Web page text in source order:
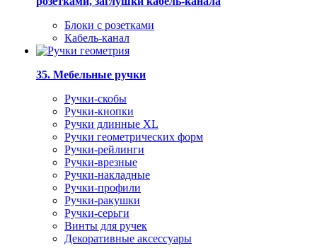
Блоки с розетками
Кабель-канал
35. Мебельные ручки
Ручки-скобы
Ручки-кнопки
Ручки длинные XL
Ручки геометрических форм
Ручки-рейлинги
Ручки-врезные
Ручки-накладные
Ручки-профили
Ручки-ракушки
Ручки-серьги
Винты для ручек
Декоративные аксессуары